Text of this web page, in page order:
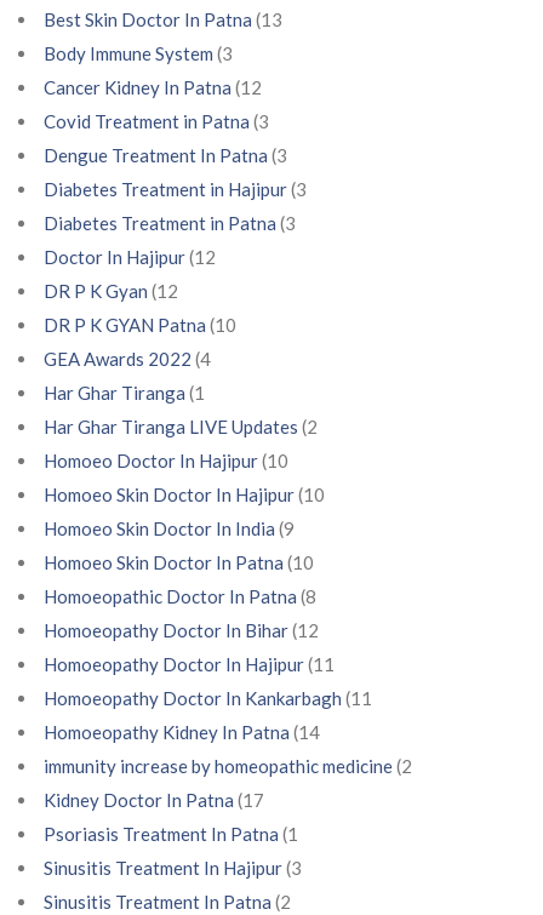
Best Skin Doctor In Patna (13
Body Immune System (3
Cancer Kidney In Patna (12
Covid Treatment in Patna (3
Dengue Treatment In Patna (3
Diabetes Treatment in Hajipur(3
Diabetes Treatment in Patna (3
Doctor In Hajipur(12
DR P K Gyan (12
DR P K GYAN Patna (10
GEA Awards 2022 (4
Har Ghar Tiranga (1
Har Ghar Tiranga LIVE Updates (2
Homoeo Doctor In Hajipur(10
Homoeo Skin Doctor In Hajipur(10
Homoeo Skin Doctor In India (9
Homoeo Skin Doctor In Patna (10
Homoeopathic Doctor In Patna (8
Homoeopathy Doctor In Bihar(12
Homoeopathy Doctor In Hajipur(11
Homoeopathy Doctor In Kankarbagh (11
Homoeopathy Kidney In Patna (14
immunity increase by homeopathic medicine(2
Kidney Doctor In Patna (17
Psoriasis Treatment In Patna (1
Sinusitis Treatment In Hajipur(3
Sinusitis Treatment In Patna (2